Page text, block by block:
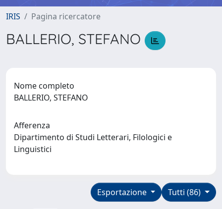
IRIS Pagina ricercatore
BALLERIO, STEFANO
Nome completo
BALLERIO, STEFANO
Afferenza
Dipartimento di Studi Letterari, Filologici e
Linguistici
Tutti (86)
Esportazione